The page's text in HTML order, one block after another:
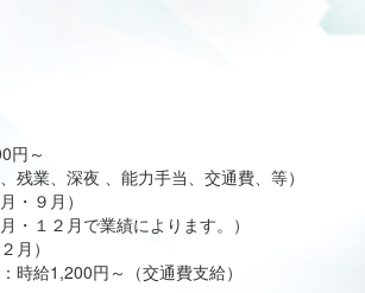
円～
残業、深夜 、能力手当、交通費、等）
・９月）
・１２月で業績によります。）
月）
時給1,200円～（交通費支給）